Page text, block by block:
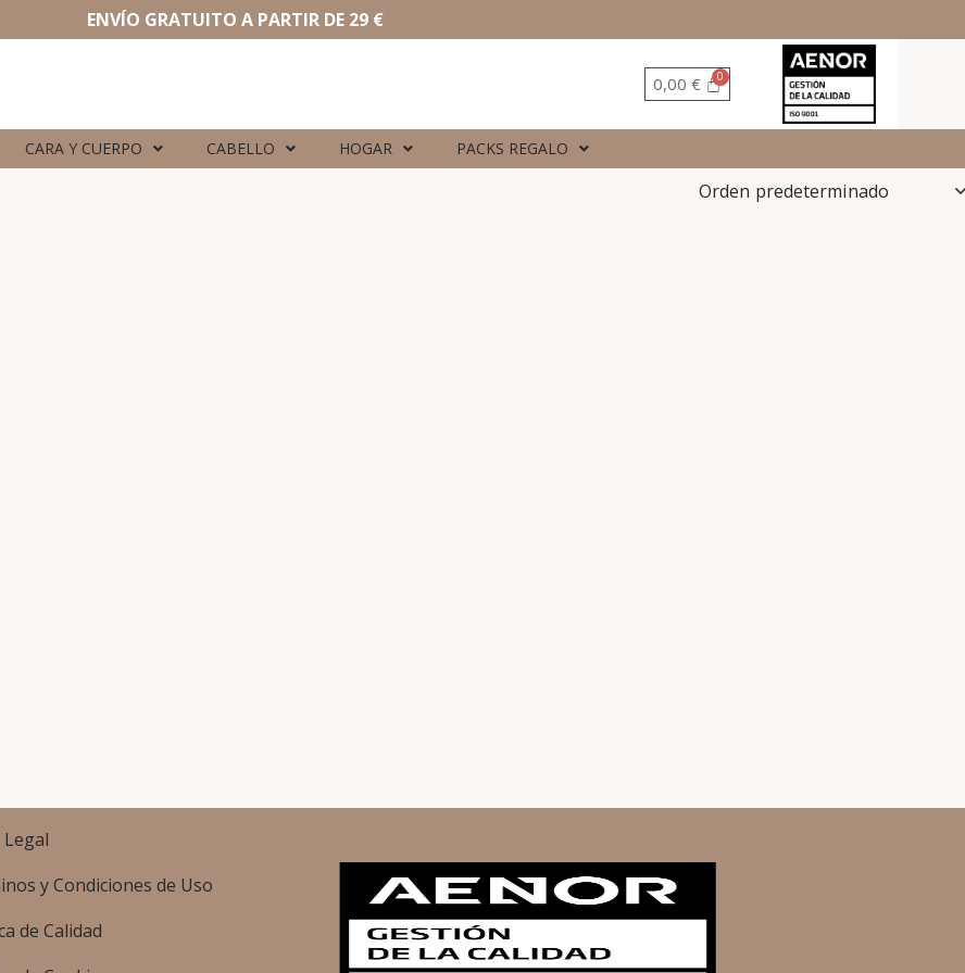
ENVÍO GRATUITO A PARTIR DE 29 €
0,00 €
CARA Y CUERPO CABELLO HOGAR PACKS REGALO
y Condiciones de Uso
de Calidad